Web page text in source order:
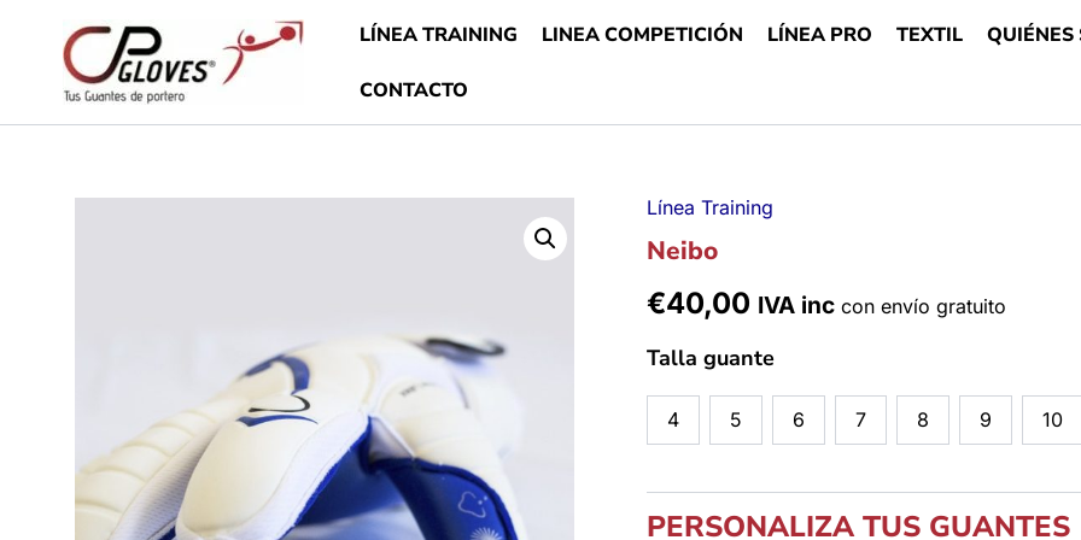
contenido
LÍNEA TRAINING LINEA COMPETICIÓN LÍNEA PRO TEXTIL QUIÉNES
CONTACTO
Línea Training
Neibo
€40,00 IVA inc con envío gratuito
Talla guante
4 5 6 7 8 9 10
PERSONALIZA TUS GUANTES
Neibo